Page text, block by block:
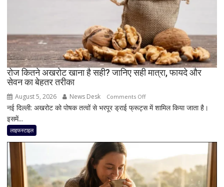
जितनी
जरूरी
है
दिमाग
की
सेहत
रोज कितने अखरोट खाना है सही? जानिए सही मात्रा, फायदे और
सेवन का बेहतर तरीका
August 5, 2026 News Desk Comments Offon
रोज
खाना
सही?
सही
नई दिल्ली: अखरोट को पोषक तत्वों से भरपूर ड्राई फ्रूट्स में शामिल किया जाता है।
इसमें...
लाइफस्टाइल